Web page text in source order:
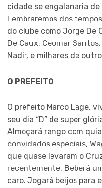
cidade se engalanaria
Lembraremos dos
do clube como Jorge De
De Caux, Ceomar
Nadir, e milhares de
O PREFEITO
O prefeito Marco Lage,
seu dia “D” de super
Almoçará rango com
convidados especiais,
que quase levaram o
recentemente. Beberá
caro. Jogará beijos para